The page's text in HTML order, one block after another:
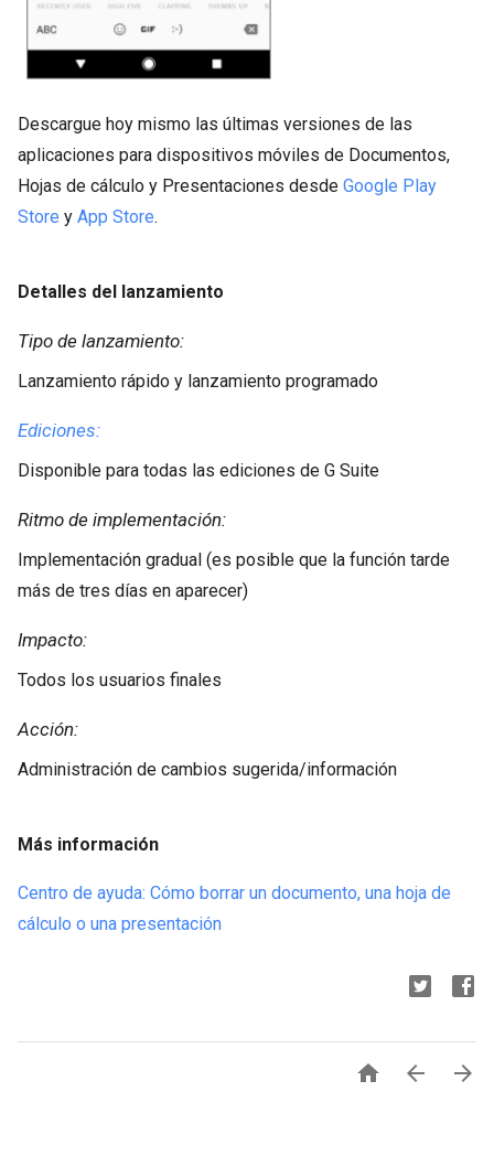
Descargue hoy mismo las últimas versiones de las
aplicaciones para dispositivos móviles de Documentos,
Hojas de cálculo y Presentaciones desde Google Play
Store y App Store.
Detalles del lanzamiento
Tipo de lanzamiento:
Lanzamiento rápido y lanzamiento programado
Ediciones:
Disponible para todas las ediciones de G Suite
Ritmo de implementación:
Implementación gradual (es posible que la función tarde
más de tres días en aparecer)
Impacto:
Todos los usuarios finales
Acción:
Administración de cambios sugerida/información
Más información
Centro de ayuda: Cómo borrar un documento, una hoja de
cálculo o una presentación
  